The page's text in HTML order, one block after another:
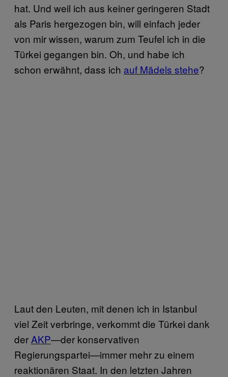
hat. Und weil ich aus keiner geringeren Stadt
als Paris hergezogen bin, will einfach jeder
von mir wissen, warum zum Teufel ich in die
Türkei gegangen bin. Oh, und habe ich
schon erwähnt, dass ich auf Mädels stehe?
Laut den Leuten, mit denen ich in Istanbul
viel Zeit verbringe, verkommt die Türkei dank
der AKP—der konservativen
Regierungspartei—immer mehr zu einem
reaktionären Staat. In den letzten Jahren